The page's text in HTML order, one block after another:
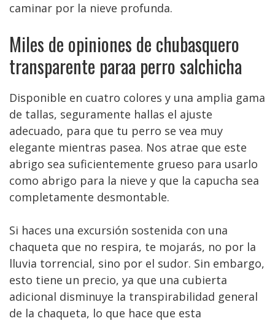
caminar por la nieve profunda.
Miles de opiniones de chubasquero
transparente paraa perro salchicha
Disponible en cuatro colores y una amplia gama
de tallas, seguramente hallas el ajuste
adecuado, para que tu perro se vea muy
elegante mientras pasea. Nos atrae que este
abrigo sea suficientemente grueso para usarlo
como abrigo para la nieve y que la capucha sea
completamente desmontable.
Si haces una excursión sostenida con una
chaqueta que no respira, te mojarás, no por la
lluvia torrencial, sino por el sudor. Sin embargo,
esto tiene un precio, ya que una cubierta
adicional disminuye la transpirabilidad general
de la chaqueta, lo que hace que esta